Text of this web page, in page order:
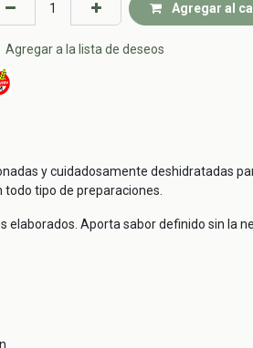
Agregar al
Agregar a la lista de deseos
y cuidadosamente deshidratadas
tipo de preparaciones.
elaborados. Aporta sabor definido sin la